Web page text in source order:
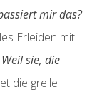
mir das?
Erleiden mit
Weil sie, die
die grelle